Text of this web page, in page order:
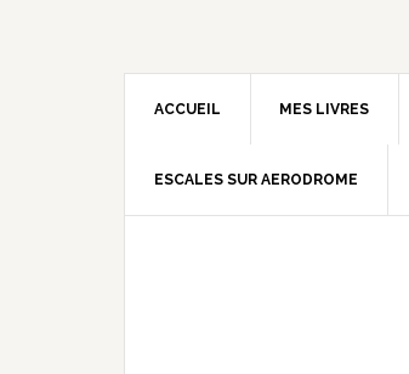
ACCUEIL MES LIVRES
ESCALES SUR AERODROME